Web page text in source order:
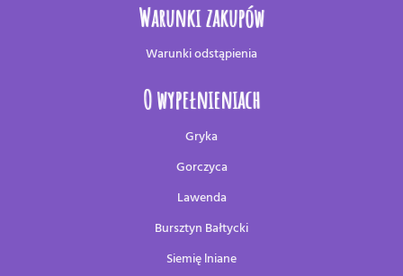
Warunki zakupów
Warunki odstąpienia
O wypełnieniach
Gryka
Gorczyca
Lawenda
Bursztyn Bałtycki
Siemię lniane